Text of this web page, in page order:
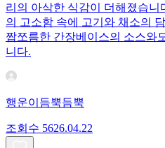
리의 아삭한 식감이 더해졌습니
의 고소함 속에 고기와 채소의
짭쪼름한 간장베이스의 소스와
니다.
행운이듬뿍듬뿍
조회수 5626.04.22